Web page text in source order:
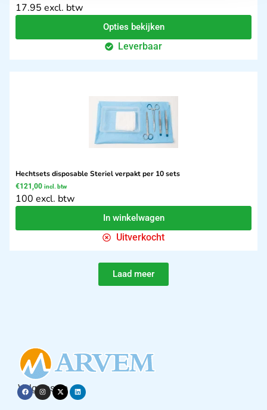
17.95 excl. btw
Opties bekijken
Leverbaar
Hechtsets disposable Steriel verpakt per 10 sets
€121,00 incl. btw
100 excl. btw
In winkelwagen
Uitverkocht
Laad meer
Volg ons op